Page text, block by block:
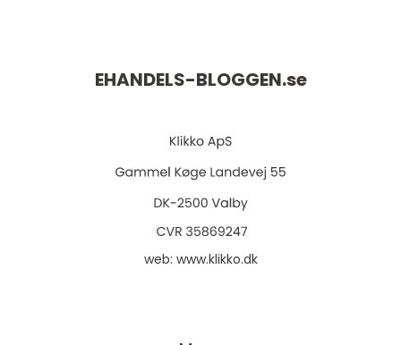
EHANDELS-BLOGGEN.se
web: www.klikko.dk